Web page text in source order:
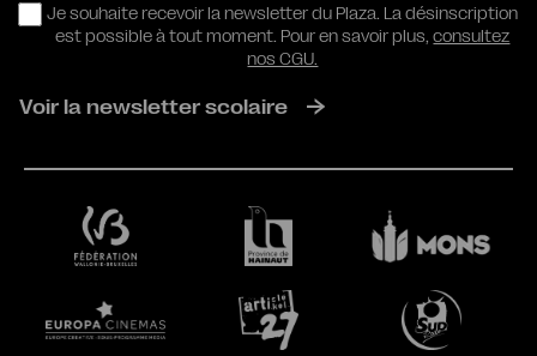
RGPD
Je souhaite recevoir la newsletter du Plaza. La désinscription
est possible à tout moment. Pour en savoir plus,consultez
nos CGU.
Voir la newsletter scolaire